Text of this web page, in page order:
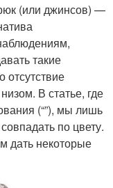
(или джинсов) —
такие
В статье, где
(“”), мы лишь
по цвету.
дать некоторые